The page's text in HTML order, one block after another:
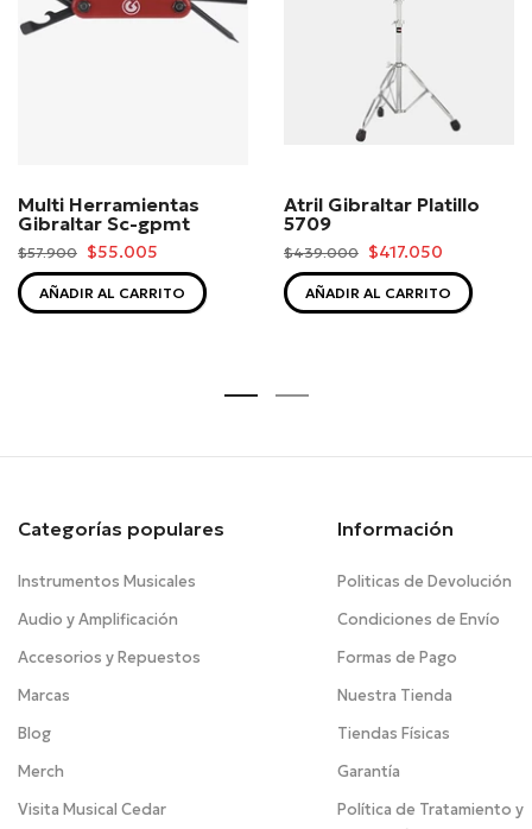
Multi Herramientas
Gibraltar Sc-gpmt
$57.900 $55.005
AÑADIR AL CARRITO
Atril Gibraltar Platillo
5709
$439.000 $417.050
AÑADIR AL CARRITO
Categorías populares
Instrumentos Musicales
Audio y Amplificación
Accesorios y Repuestos
Marcas
Blog
Merch
Visita Musical Cedar
Información
Politicas de Devolución
Condiciones de Envío
Formas de Pago
Nuestra Tienda
Tiendas Físicas
Garantía
Política de Tratamiento y